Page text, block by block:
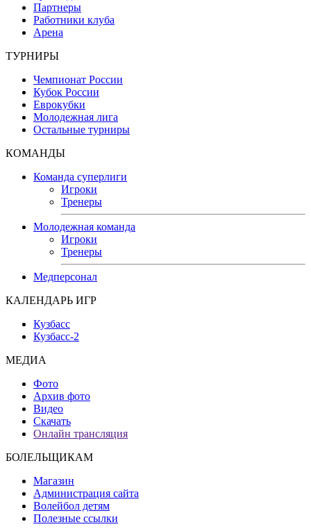
Партнеры
Работники клуба
Арена
ТУРНИРЫ
Чемпионат России
Кубок России
Еврокубки
Молодежная лига
Остальные турниры
КОМАНДЫ
Команда суперлиги
Игроки
Тренеры
Молодежная команда
Игроки
Тренеры
Медперсонал
КАЛЕНДАРЬ ИГР
Кузбасс
Кузбасс-2
МЕДИА
Фото
Архив фото
Видео
Скачать
Онлайн трансляция
БОЛЕЛЬЩИКАМ
Магазин
Администрация сайта
Волейбол детям
Полезные ссылки